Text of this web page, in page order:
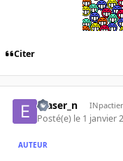
Citer
eraser_n
Posté(e) le 1 janvier
AUTEUR